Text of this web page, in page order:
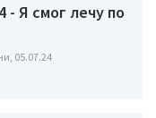
- Я смог лечу по
05.07.24